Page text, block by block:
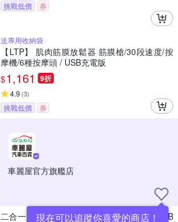
挑戰低價 券
送專用收納袋
【LTP】 肌肉筋膜放鬆器 筋膜槍/30段速度/按
摩機/6種按摩頭 / USB充電版
$1,161 9折
4.9 (3)
挑戰低價 券
車麗屋官方旗艦店
現在可以追蹤你喜愛的商店！
二合一電動刮痧儀 刮痧/拔罐 經絡按摩器 USB